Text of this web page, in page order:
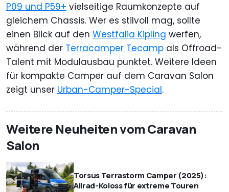
P09 und P59+ vielseitige Raumkonzepte auf
gleichem Chassis. Wer es stilvoll mag, sollte
einen Blick auf den Westfalia Kipling werfen,
während der Terracamper Tecamp als Offroad-
Talent mit Modulausbau punktet. Weitere Ideen
für kompakte Camper auf dem Caravan Salon
zeigt unser Urban-Camper-Special.
Weitere Neuheiten vom Caravan
Salon
Torsus Terrastorm Camper (2025):
Allrad-Koloss für extreme Touren